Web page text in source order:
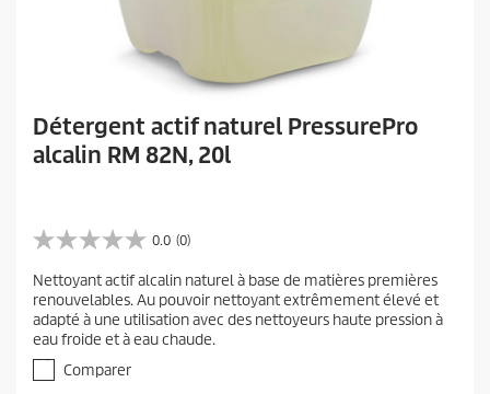
Détergent actif naturel PressurePro
alcalin RM 82N, 20l
0.0 (0)
0
0
s
u
r
é
Nettoyant actif alcalin naturel à base de matières premières
renouvelables. Au pouvoir nettoyant extrêmement élevé et
adapté à une utilisation avec des nettoyeurs haute pression à
eau froide et à eau chaude.
Comparer